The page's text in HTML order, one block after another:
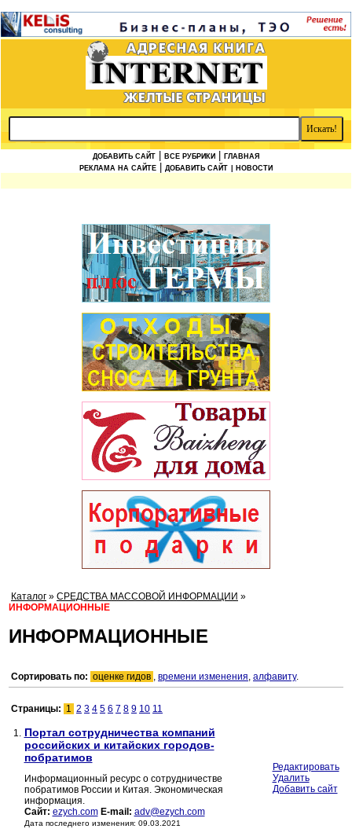
ДОБАВИТЬ САЙТ ВСЕ РУБРИКИ
ГЛАВНАЯ
РЕКЛАМА НА САЙТЕ
ДОБАВИТЬ САЙТ | НОВОСТИ
Каталог » СРЕДСТВА МАССОВОЙ ИНФОРМАЦИИ »
ИНФОРМАЦИОННЫЕ
ИНФОРМАЦИОННЫЕ
Сортировать по: оценке гидов , времени изменения, алфавиту.
Страницы: 1 2 3 4 5 6 7 8 9 10 11
1. Портал сотрудничества компаний
российских и китайских городов-
побратимов
Информационный ресурс о сотрудничестве
побратимов России и Китая. Экономическая
информация.
Сайт: ezych.com E-mail: adv@ezych.com
Дата последнего изменения: 09.03.2021
Редактировать
Удалить
Добавить сайт